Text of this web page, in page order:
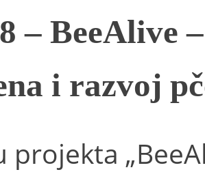
– BeeAlive
i razvoj
projekta